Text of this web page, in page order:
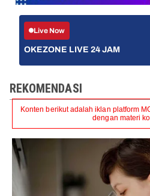
Live Now
OKEZONE LIVE 24 JAM